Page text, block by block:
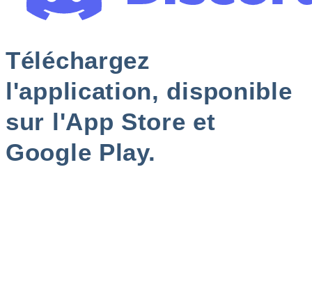
Téléchargez
l'application, disponible
sur l'App Store et
Google Play.